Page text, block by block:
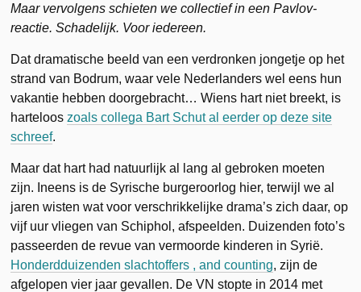
Maar vervolgens schieten we collectief in een Pavlov-
reactie. Schadelijk. Voor iedereen.
Dat dramatische beeld van een verdronken jongetje op het
strand van Bodrum, waar vele Nederlanders wel eens hun
vakantie hebben doorgebracht… Wiens hart niet breekt, is
hartelooszoals collega Bart Schut al eerder op deze site
schreef.
Maar dat hart had natuurlijk al lang al gebroken moeten
zijn. Ineens is de Syrische burgeroorlog hier, terwijl we al
jaren wisten wat voor verschrikkelijke drama’s zich daar, op
vijf uur vliegen van Schiphol, afspeelden. Duizenden foto’s
passeerden de revue van vermoorde kinderen in Syrië.
Honderdduizenden slachtoffers , and counting, zijn de
afgelopen vier jaar gevallen. De VN stopte in 2014 met